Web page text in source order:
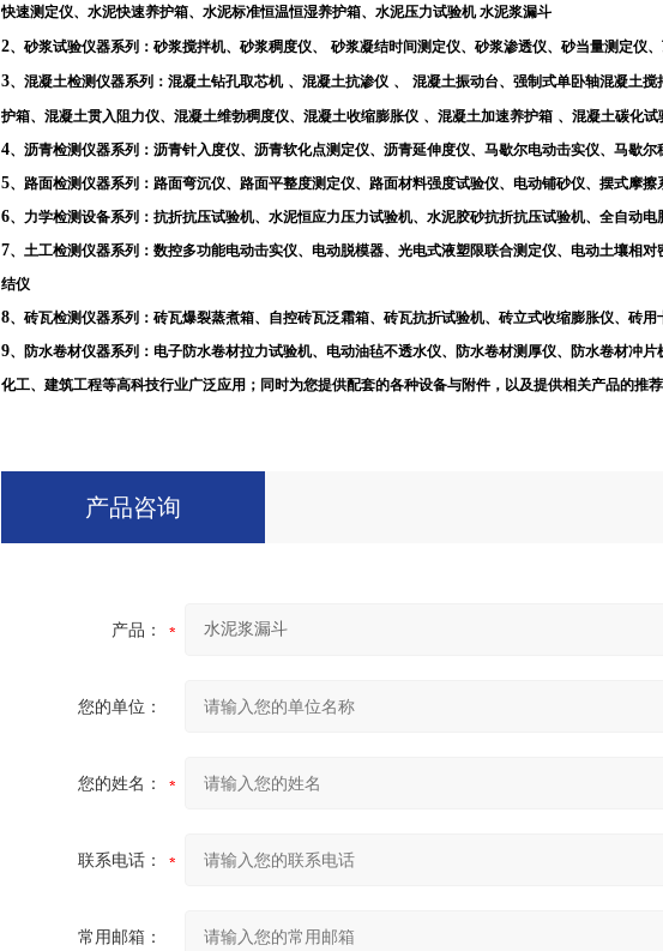
快速测定仪、水泥快速养护箱、水泥标准恒温恒湿养护箱、水泥压力试验机水泥浆漏斗
2、砂浆试验仪器系列：砂浆搅拌机、砂浆稠度仪、 砂浆凝结时间测定仪、砂浆渗透仪、砂当量测定仪、
3、混凝土检测仪器系列：混凝土钻孔取芯机 、混凝土抗渗仪 、 混凝土振动台、强制式单卧轴混凝土搅
护箱、混凝土贯入阻力仪、混凝土维勃稠度仪、混凝土收缩膨胀仪 、混凝土加速养护箱 、混凝土碳化试
4、沥青检测仪器系列：沥青针入度仪、沥青软化点测定仪、沥青延伸度仪、马歇尔电动击实仪、马歇尔
5、路面检测仪器系列：路面弯沉仪、路面平整度测定仪、路面材料强度试验仪、电动铺砂仪、摆式摩擦
6、力学检测设备系列：抗折抗压试验机、水泥恒应力压力试验机、水泥胶砂抗折抗压试验机、全自动
7、土工检测仪器系列：数控多功能电动击实仪、电动脱模器、光电式液塑限联合测定仪、电动土壤相
结仪
8、砖瓦检测仪器系列：砖瓦爆裂蒸煮箱、自控砖瓦泛霜箱、砖瓦抗折试验机、砖立式收缩膨胀仪、砖
9、防水卷材仪器系列：电子防水卷材拉力试验机、电动油毡不透水仪、防水卷材测厚仪、防水卷材冲
化工、建筑工程等高科技行业广泛应用；同时为您提供配套的各种设备与附件，以及提供相关产品的推荐
产品咨询
产品：
您的单位：
您的姓名：
联系电话：
常用邮箱：